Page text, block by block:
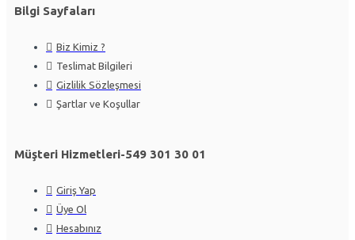
Bilgi Sayfaları
Biz Kimiz ?
Teslimat Bilgileri
Gizlilik Sözleşmesi
Şartlar ve Koşullar
Müşteri Hizmetleri-549 301 30 01
Giriş Yap
Üye Ol
Hesabınız